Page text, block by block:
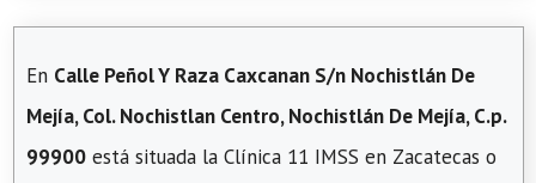
En Calle Peñol Y Raza Caxcanan S/n Nochistlán De
Mejía, Col. Nochistlan Centro, Nochistlán De Mejía, C.p.
99900 está situada la Clínica 11 IMSS en Zacatecas o